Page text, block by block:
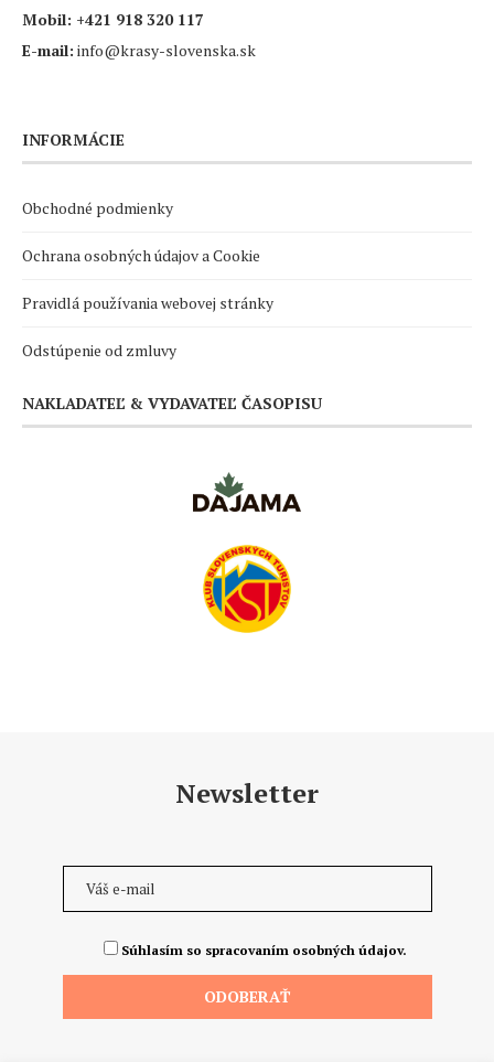
Mobil: +421 918 320 117
E-mail: info@krasy-slovenska.sk
INFORMÁCIE
Obchodné podmienky
Ochrana osobných údajov a Cookie
Pravidlá používania webovej stránky
Odstúpenie od zmluvy
NAKLADATEĽ & VYDAVATEĽ ČASOPISU
Newsletter
Súhlasím so spracovaním osobných údajov.